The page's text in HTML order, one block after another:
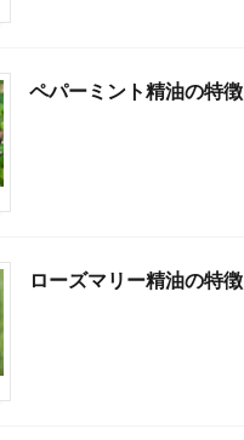
ペパーミント精油の特
ローズマリー精油の特